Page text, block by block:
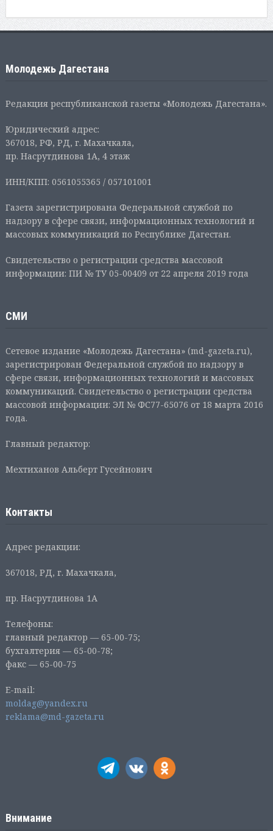
Молодежь Дагестана
Редакция республиканской газеты «Молодежь Дагестана».
Юридический адрес:
367018, РФ, РД, г. Махачкала,
пр. Насрутдинова 1А, 4 этаж
ИНН/КПП: 0561055365 / 057101001
Газета зарегистрирована Федеральной службой по
надзору в сфере связи, информационных технологий и
массовых коммуникаций по Республике Дагестан.
Свидетельство о регистрации средства массовой
информации: ПИ № ТУ 05-00409 от 22 апреля 2019 года
СМИ
Сетевое издание «Молодежь Дагестана» (md-gazeta.ru),
зарегистрирован Федеральной службой по надзору в
сфере связи, информационных технологий и массовых
коммуникаций. Свидетельство о регистрации средства
массовой информации: ЭЛ № ФС77-65076 от 18 марта 2016
года.
Главный редактор:
Мехтиханов Альберт Гусейнович
Контакты
Адрес редакции:
367018, РД, г. Махачкала,
пр. Насрутдинова 1А
Телефоны:
главный редактор — 65-00-75;
бухгалтерия — 65-00-78;
факс — 65-00-75
E-mail:
moldag@yandex.ru
reklama@md-gazeta.ru
Внимание